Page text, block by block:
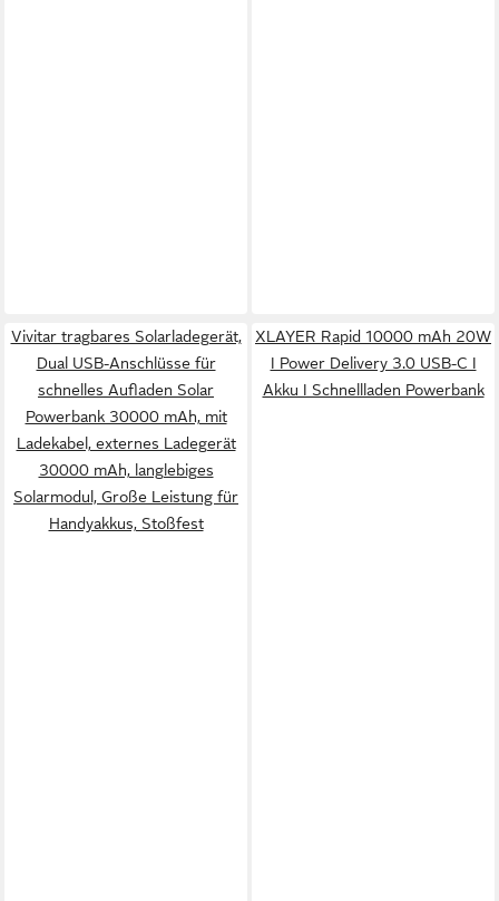
Vivitar tragbares Solarladegerät,
Dual USB-Anschlüsse für
schnelles Aufladen Solar
Powerbank 30000 mAh, mit
Ladekabel, externes Ladegerät
30000 mAh, langlebiges
Solarmodul, Große Leistung für
Handyakkus, Stoßfest
XLAYER Rapid 10000 mAh 20W
I Power Delivery 3.0 USB-C I
Akku I Schnellladen Powerbank